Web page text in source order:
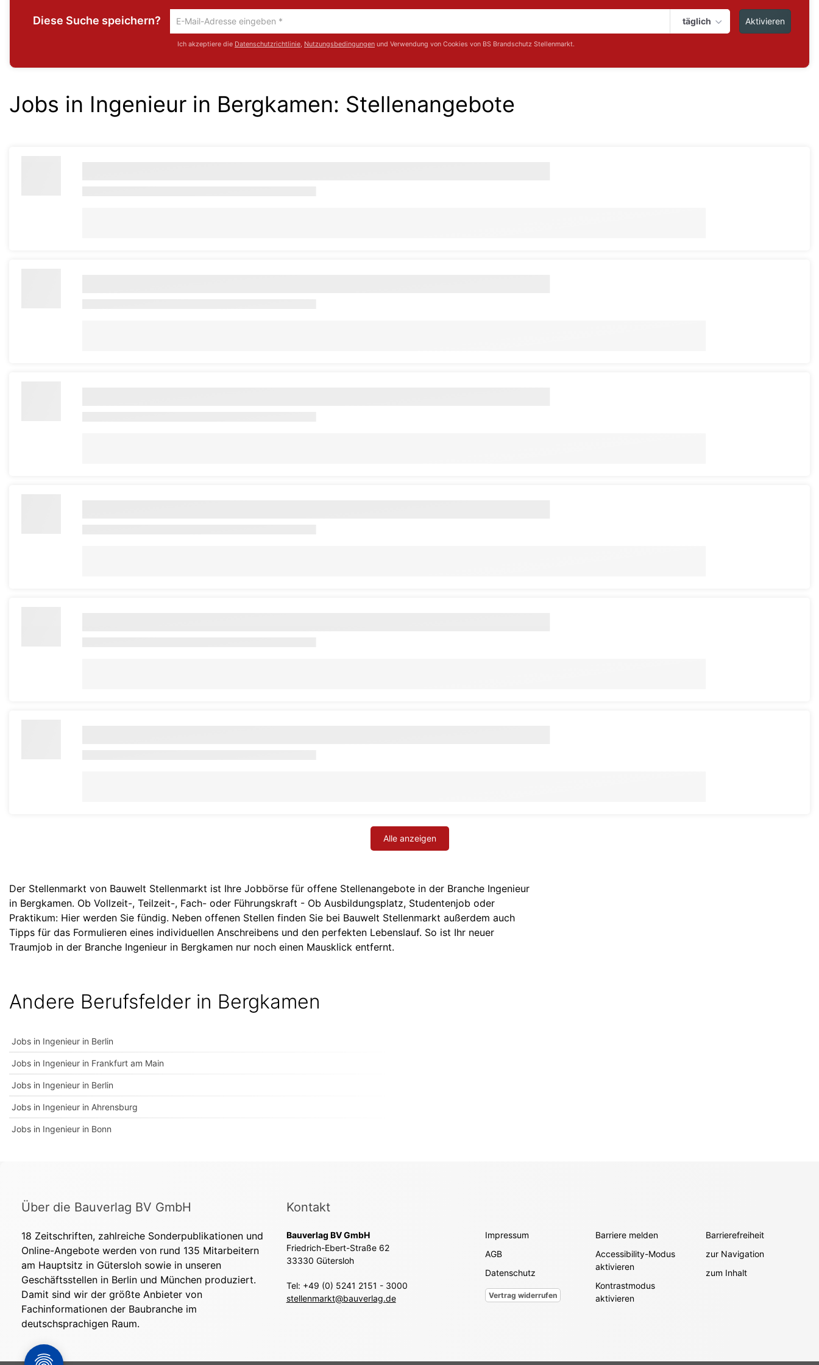
Diese Suche speichern?
Um
die
aktuelle
gib
deine
täglich Aktivieren
Ich akzeptiere die Datenschutzrichtlinie, Nutzungsbedingungen und Verwendung von Cookies von BS Brandschutz Stellenmarkt.
Jobs in Ingenieur in Bergkamen: Stellenangebote
Alle anzeigen
Der Stellenmarkt von Bauwelt Stellenmarkt ist Ihre Jobbörse für offene Stellenangebote in der Branche Ingenieur
in Bergkamen. Ob Vollzeit-, Teilzeit-, Fach- oder Führungskraft - Ob Ausbildungsplatz, Studentenjob oder
Praktikum: Hier werden Sie fündig. Neben offenen Stellen finden Sie bei Bauwelt Stellenmarkt außerdem auch
Tipps für das Formulieren eines individuellen Anschreibens und den perfekten Lebenslauf. So ist Ihr neuer
Traumjob in der Branche Ingenieur in Bergkamen nur noch einen Mausklick entfernt.
Andere Berufsfelder in Bergkamen
Jobs in Ingenieur in Berlin
Jobs in Ingenieur in Frankfurt am Main
Jobs in Ingenieur in Berlin
Jobs in Ingenieur in Ahrensburg
Jobs in Ingenieur in Bonn
Über die Bauverlag BV GmbH
18 Zeitschriften, zahlreiche Sonderpublikationen und
Online-Angebote werden von rund 135 Mitarbeitern
am Hauptsitz in Gütersloh sowie in unseren
Geschäftsstellen in Berlin und München produziert.
Damit sind wir der größte Anbieter von
Fachinformationen der Baubranche im
deutschsprachigen Raum.
Kontakt
Bauverlag BV GmbH
Friedrich-Ebert-Straße 62
33330 Gütersloh
Tel: +49 (0) 5241 2151 - 3000
stellenmarkt@bauverlag.de
Impressum
AGB
Datenschutz
Vertrag widerrufen
Barriere melden
Accessibility-Modus
aktivieren
Kontrastmodus
aktivieren
Barrierefreiheit
zur Navigation
zum Inhalt